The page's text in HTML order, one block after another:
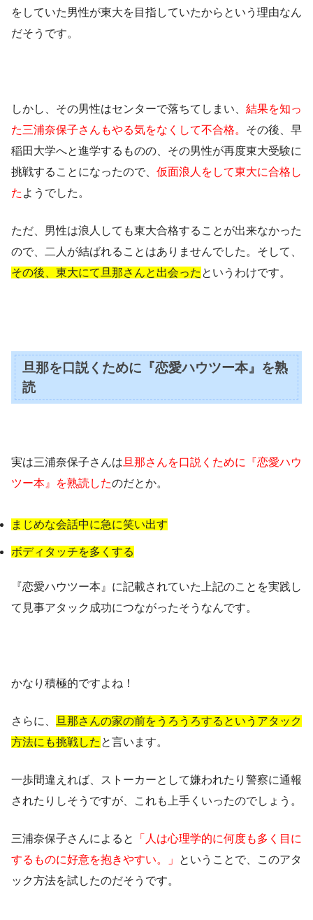
をしていた男性が東大を目指していたからという理由なん
だそうです。
しかし、その男性はセンターで落ちてしまい、 結果を知っ
た三浦奈保子さんもやる気をなくして不合格。 その後、早
稲田大学へと進学するものの、その男性が再度東大受験に
挑戦することになったので、 仮面浪人をして東大に合格し
た ようでした。
ただ、男性は浪人しても東大合格することが出来なかった
ので、二人が結ばれることはありませんでした。そして、
その後、東大にて旦那さんと出会った というわけです。
旦那を口説くために『恋愛ハウツー本』を熟
読
実は三浦奈保子さんは 旦那さんを口説くために『恋愛ハウ
ツー本』を熟読したのだとか。
まじめな会話中に急に笑い出す
ボディタッチを多くする
『恋愛ハウツー本』に記載されていた上記のことを実践し
て見事アタック成功につながったそうなんです。
かなり積極的ですよね！
さらに、
旦那さんの家の前をうろうろするというアタック
方法にも挑戦した と言います。
一歩間違えれば、ストーカーとして嫌われたり警察に通報
されたりしそうですが、これも上手くいったのでしょう。
三浦奈保子さんによると
「人は心理学的に何度も多く目に
するものに好意を抱きやすい。」
ということで、このアタ
ック方法を試したのだそうです。